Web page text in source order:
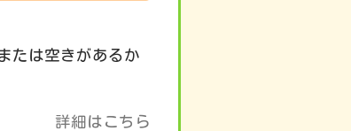
たは空きがあるか
詳細はこちら